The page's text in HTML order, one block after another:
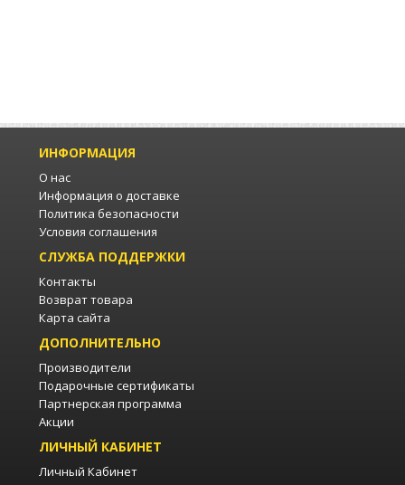
ИНФОРМАЦИЯ
О нас
Информация о доставке
Политика безопасности
Условия соглашения
СЛУЖБА ПОДДЕРЖКИ
Контакты
Возврат товара
Карта сайта
ДОПОЛНИТЕЛЬНО
Производители
Подарочные сертификаты
Партнерская программа
Акции
ЛИЧНЫЙ КАБИНЕТ
Личный Кабинет